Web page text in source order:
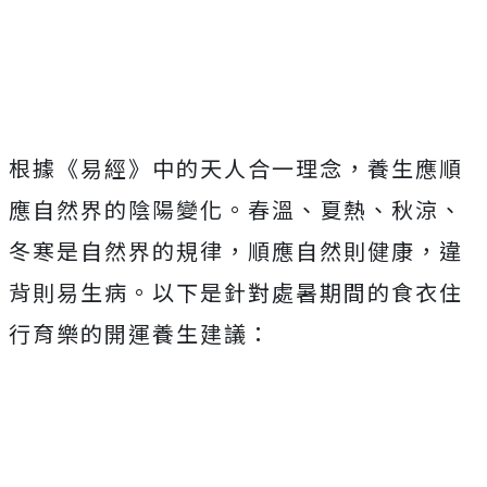
根據《易經》中的天人合一理念，養生應順
應自然界的陰陽變化。春溫、夏熱、秋涼、
冬寒是自然界的規律，順應自然則健康，違
背則易生病。以下是針對處暑期間的食衣住
行育樂的開運養生建議：